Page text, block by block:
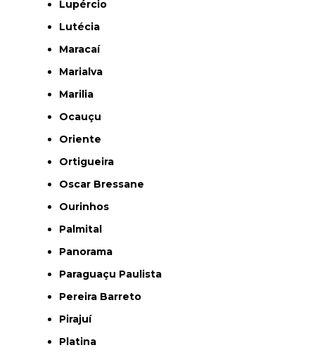
Lupércio
Lutécia
Maracaí
Marialva
Marilia
Ocauçu
Oriente
Ortigueira
Oscar Bressane
Ourinhos
Palmital
Panorama
Paraguaçu Paulista
Pereira Barreto
Pirajuí
Platina